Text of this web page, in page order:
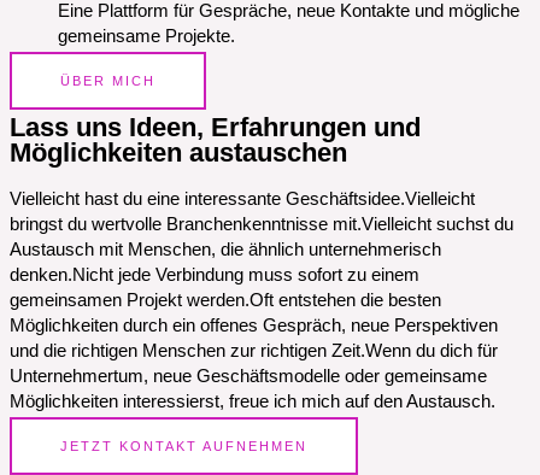
Eine Plattform für Gespräche, neue Kontakte und mögliche
gemeinsame Projekte.
ÜBER MICH
Lass uns Ideen, Erfahrungen und
Möglichkeiten austauschen
Vielleicht hast du eine interessante Geschäftsidee.Vielleicht
bringst du wertvolle Branchenkenntnisse mit.Vielleicht suchst du
Austausch mit Menschen, die ähnlich unternehmerisch
denken.Nicht jede Verbindung muss sofort zu einem
gemeinsamen Projekt werden.Oft entstehen die besten
Möglichkeiten durch ein offenes Gespräch, neue Perspektiven
und die richtigen Menschen zur richtigen Zeit.Wenn du dich für
Unternehmertum, neue Geschäftsmodelle oder gemeinsame
Möglichkeiten interessierst, freue ich mich auf den Austausch.
JETZT KONTAKT AUFNEHMEN